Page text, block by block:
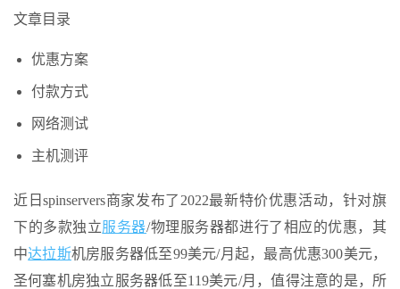
文章目录
优惠方案
付款方式
网络测试
主机测评
近日spinservers商家发布了2022最新特价优惠活动，针对旗
下的多款独立服务器/物理服务器都进行了相应的优惠，其
中达拉斯机房服务器低至99美元/月起，最高优惠300美元，
圣何塞机房独立服务器低至119美元/月，值得注意的是，所